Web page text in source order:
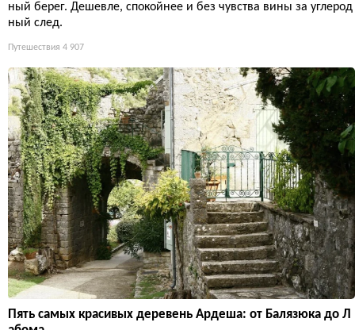
ный берег. Дешевле, спокойнее и без чувства вины за углерод
ный след.
Путешествия 4 907
Пять самых красивых деревень Ардеша: от Балязюка до Л